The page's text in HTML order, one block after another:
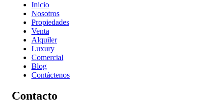
Inicio
Nosotros
Propiedades
Venta
Alquiler
Luxury
Comercial
Blog
Contáctenos
Contacto